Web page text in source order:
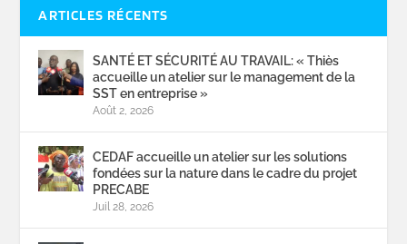
ARTICLES RÉCENTS
SANTÉ ET SÉCURITÉ AU TRAVAIL: « Thiès
accueille un atelier sur le management de la
SST en entreprise »
Août 2, 2026
CEDAF accueille un atelier sur les solutions
fondées sur la nature dans le cadre du projet
PRECABE
Juil 28, 2026